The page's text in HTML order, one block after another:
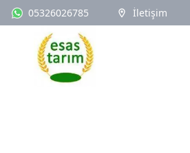
05326026785 İletişim
Logo